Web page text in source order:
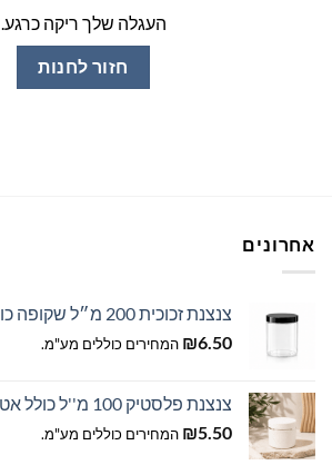
העגלה שלך ריקה כרגע.
חזור לחנות
אחרונים
צנצנת זכוכית 200 מ״ל שקופה כולל מכסה
₪6.50 המחירים כוללים מע"מ.
צנצנת פלסטיק 100 מ''ל כולל אטם פנימי
₪5.50 המחירים כוללים מע"מ.